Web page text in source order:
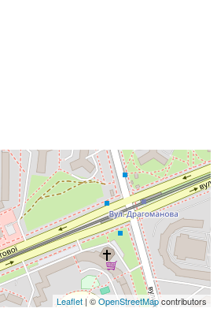
Leaflet| ©OpenStreetMapcontributors